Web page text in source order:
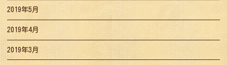
2019年5月
2019年4月
2019年3月